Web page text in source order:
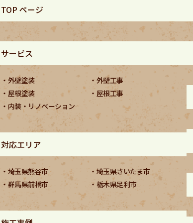
TOP ページ
サービス
外壁塗装
外壁工事
屋根塗装
屋根工事
内装・リノベーション
対応エリア
埼玉県熊谷市
埼玉県さいたま市
群馬県前橋市
栃木県足利市